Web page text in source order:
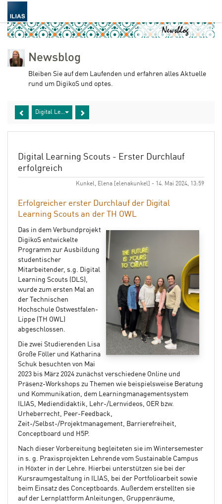
Newsblog
Bleiben Sie auf dem Laufenden und erfahren alles Aktuelle
rund um DigikoS und optes.
Digital Learning Scouts - Erster Durchlauf erfolgreich
Digital Learning Scouts - Erster Durchlauf
erfolgreich
Kunkel, Elena [elenakunkel] - 14. Mai 2024, 13:59
Erfolgreicher erster Durchlauf der Digital
Learning Scouts an der TH OWL
Das in dem Verbundprojekt
DigikoS entwickelte
Programm zur Ausbildung
studentischer
Mitarbeitender, s.g. Digital
Learning Scouts (DLS),
wurde zum ersten Mal an
der Technischen
Hochschule Ostwestfalen-
Lippe (TH OWL)
abgeschlossen.
Die zwei Studierenden Lisa
Große Föller und Katharina
Schuk besuchten von Mai
2023 bis März 2024 zunächst verschiedene Online und
Präsenz-Workshops zu Themen wie beispielsweise Beratung
und Kommunikation, dem Learningmanagementsystem
ILIAS, Mediendidaktik, Lehr-/Lernvideos, OER bzw.
Urheberrecht, Peer-Feedback,
Zeit-/Selbst-/Projektmanagement, Barrierefreiheit,
Conceptboard und H5P.
Nach dieser Vorbereitung begleiteten sie im Wintersemester
in s. g. Praxisprojekten Lehrende vom Sustainable Campus
in Höxter in der Lehre. Hierbei unterstützen sie bei der
Kursraumgestaltung in ILIAS, bei der Portfolioarbeit sowie
beim Einsatz des Conceptboards. Außerdem erstellten sie
auf der Lernplattform Anleitungen, Gruppenräume,